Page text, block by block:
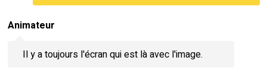
Animateur
Il y a toujours l'écran qui est là avec l'image.